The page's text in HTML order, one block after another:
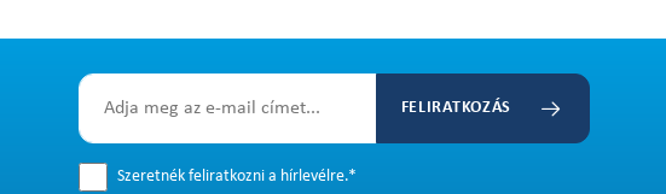
FELIRATKOZÁS
Szeretnék feliratkozni a hírlevélre.*